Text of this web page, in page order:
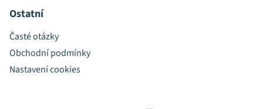
Ostatní
Časté otázky
Obchodní podmínky
Nastavení cookies